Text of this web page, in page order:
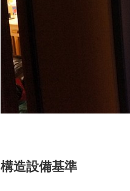
構造設備基準